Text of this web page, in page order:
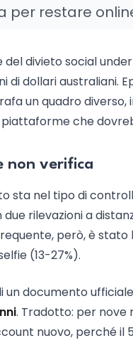
restare
del divieto social
di dollari australiani.
un quadro
che
non verifica
sta nel tipo di
rilevazioni a
però, è
(13-27%).
un documento
. Tradotto: per nove
nuovo, perché